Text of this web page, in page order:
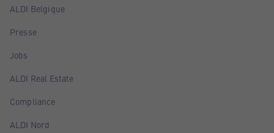
ALDI Belgique
Presse
Jobs
ALDI Real Estate
Compliance
ALDI Nord